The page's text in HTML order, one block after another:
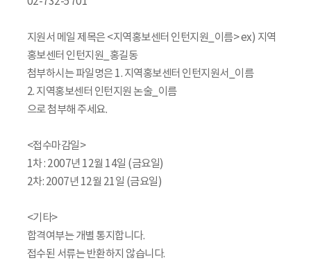
지원서 메일 제목은 <지역홍보센터 인턴지원_이름> ex) 지역
홍보센터 인턴지원_홍길동
첨부하시는 파일명은 1. 지역홍보센터 인턴지원서_이름
2. 지역홍보센터 인턴지원 논술_이름
으로 첨부해 주세요.
<접수마감일>
1차 : 2007년 12월 14일 (금요일)
2차: 2007년 12월 21일 (금요일)
<기타>
합격여부는 개별 통지합니다.
접수된 서류는 반환하지 않습니다.